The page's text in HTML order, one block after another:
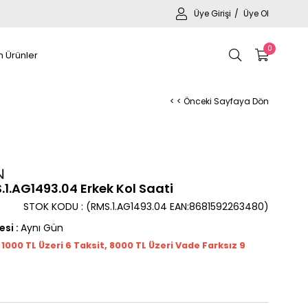
Üye Girişi Üye Ol
0
Ürünler
< < Önceki Sayfaya Dön
Erkek Kol Saati
(RMS.1.AG1493.04 EAN:8681592263480)
STOK KODU
: Aynı Gün
TL Üzeri 6 Taksit, 8000 TL Üzeri Vade Farksız 9